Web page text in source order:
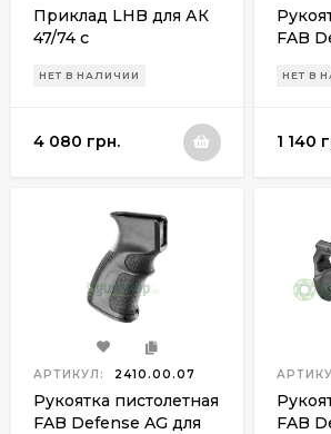
Приклад LHB для АК
47/74 с
щекой
НЕТ В НАЛИЧИИ
4 080 грн.
FAB
АК-
НЕТ В
1 140
АРТИКУЛ: 2410.00.07
Рукоятка пистолетная
FAB Defense AG для
FAB